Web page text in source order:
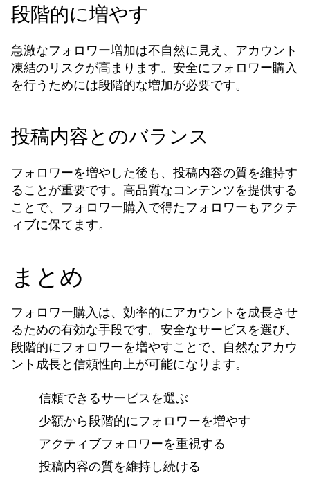
段階的に増やす
急激なフォロワー増加は不自然に見え、アカウント
凍結のリスクが高まります。安全にフォロワー購入
を行うためには段階的な増加が必要です。
投稿内容とのバランス
フォロワーを増やした後も、投稿内容の質を維持す
ることが重要です。高品質なコンテンツを提供する
ことで、
フォロワー購入 で得たフォロワーもアクテ
ィブに保てます。
まとめ
フォロワー購入 は、効率的にアカウントを成長させ
るための有効な手段です。安全なサービスを選び、
段階的にフォロワーを増やすことで、自然なアカウ
ント成長と信頼性向上が可能になります。
信頼できるサービスを選ぶ
少額から段階的にフォロワーを増やす
アクティブフォロワーを重視する
投稿内容の質を維持し続ける